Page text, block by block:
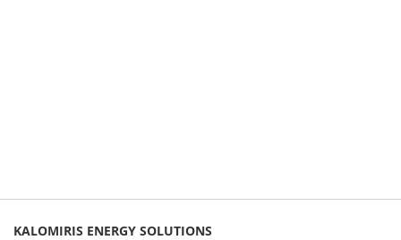
KALOMIRIS ENERGY SOLUTIONS